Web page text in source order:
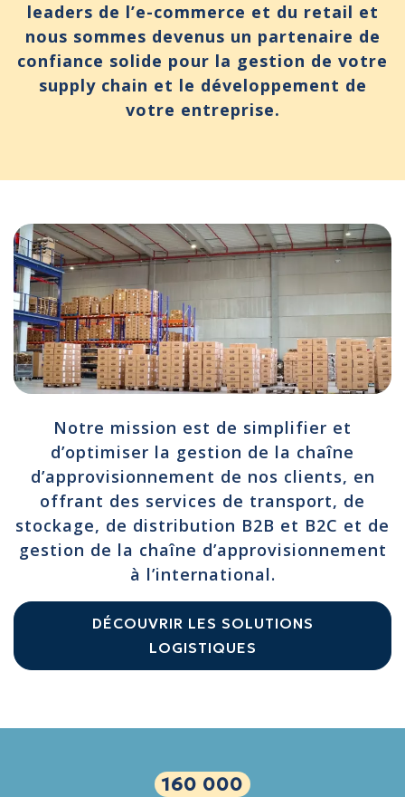
leaders de l’e-commerce et du retail et
nous sommes devenus un partenaire de
confiance solide pour la gestion de votre
supply chain et le développement de
votre entreprise.
Notre mission est de simplifier et
d’optimiser la gestion de la chaîne
d’approvisionnement de nos clients, en
offrant des services de transport, de
stockage, de distribution B2B et B2C et de
gestion de la chaîne d’approvisionnement
à l’international.
DÉCOUVRIR LES SOLUTIONS
LOGISTIQUES
160 000